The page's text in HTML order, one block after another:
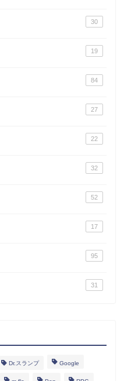
30
19
84
27
22
32
52
17
95
31
Dr.スランプ Google